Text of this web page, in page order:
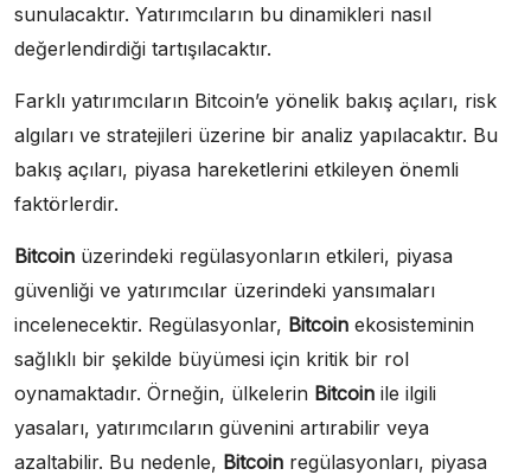
sunulacaktır. Yatırımcıların bu dinamikleri nasıl
değerlendirdiği tartışılacaktır.
Farklı yatırımcıların Bitcoin’e yönelik bakış açıları, risk
algıları ve stratejileri üzerine bir analiz yapılacaktır. Bu
bakış açıları, piyasa hareketlerini etkileyen önemli
faktörlerdir.
Bitcoin üzerindeki regülasyonların etkileri, piyasa
güvenliği ve yatırımcılar üzerindeki yansımaları
incelenecektir. Regülasyonlar, Bitcoin ekosisteminin
sağlıklı bir şekilde büyümesi için kritik bir rol
oynamaktadır. Örneğin, ülkelerin Bitcoin ile ilgili
yasaları, yatırımcıların güvenini artırabilir veya
azaltabilir. Bu nedenle, Bitcoin regülasyonları, piyasa